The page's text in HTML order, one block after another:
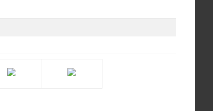
金猪商城旗舰店品质兽药直营店